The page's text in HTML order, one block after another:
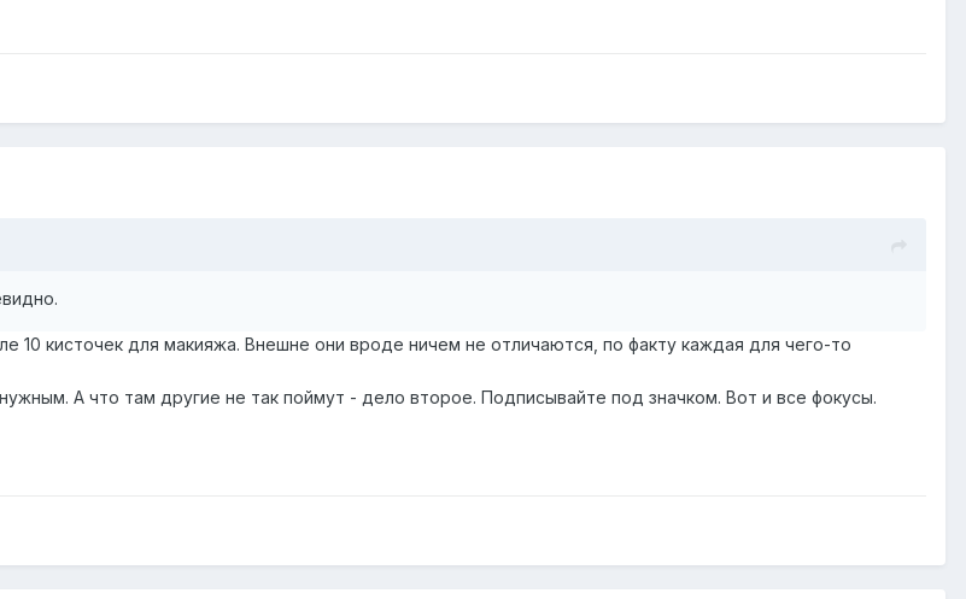
10 кисточек для макияжа. Внешне они вроде ничем не отличаются, по факту каждая для чего-то
А что там другие не так поймут - дело второе. Подписывайте под значком. Вот и все фокусы.